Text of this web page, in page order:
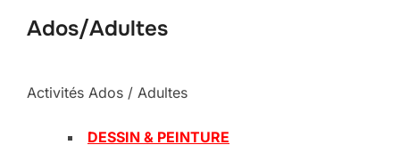
Ados/Adultes
Activités Ados / Adultes
DESSIN & PEINTURE